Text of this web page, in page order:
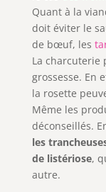
Quant à la
doit éviter le
de bœuf, les
La charcuterie
grossesse. En
la rosette
Même les
déconseillés.
les
de listériose,
autre.